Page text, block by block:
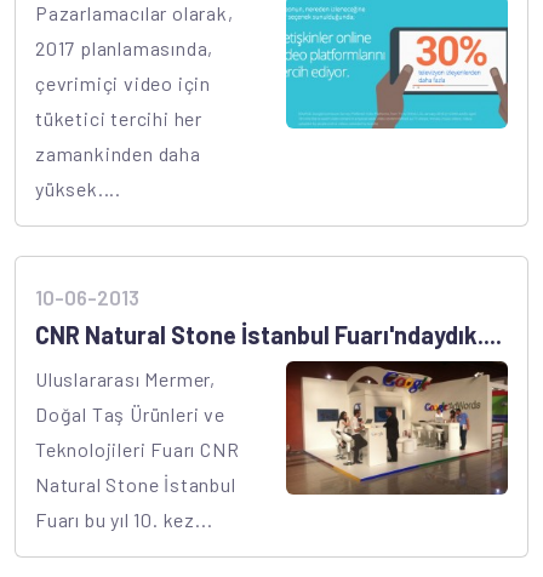
Pazarlamacılar olarak,
2017 planlamasında,
çevrimiçi video için
tüketici tercihi her
zamankinden daha
yüksek....
10-06-2013
CNR Natural Stone İstanbul Fuarı'ndaydık....
Uluslararası Mermer,
Doğal Taş Ürünleri ve
Teknolojileri Fuarı CNR
Natural Stone İstanbul
Fuarı bu yıl 10. kez...